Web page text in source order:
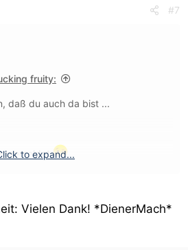
#7
fruity:
daß du auch da bist ...
to expand...
Vielen Dank! *DienerMach*